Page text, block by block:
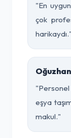
"En
çok
harikaydı."
eşya
makul."